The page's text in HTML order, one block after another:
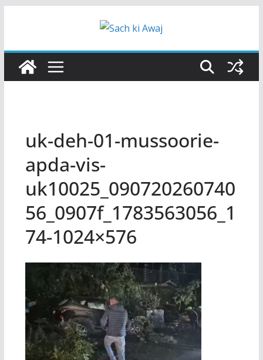
uk-deh-01-mussoorie-
apda-vis-
uk10025_090720260740
56_0907f_1783563056_1
74-1024×576